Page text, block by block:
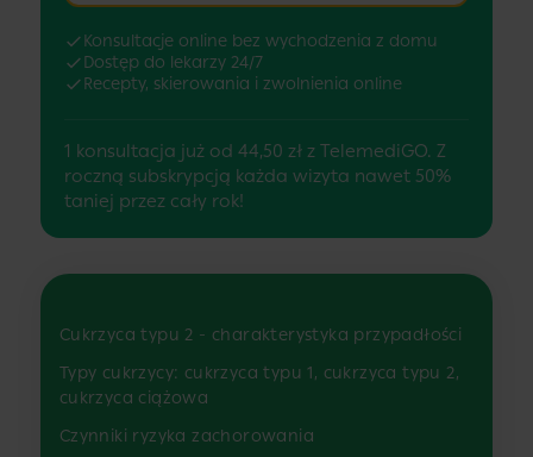
Konsultacje online bez wychodzenia z domu
Dostęp do lekarzy 24/7
Recepty, skierowania i zwolnienia online
1 konsultacja już od 44,50 zł z TelemediGO. Z
roczną subskrypcją każda wizyta nawet 50%
taniej przez cały rok!
Cukrzyca typu 2 - charakterystyka przypadłości
Typy cukrzycy: cukrzyca typu 1, cukrzyca typu 2,
cukrzyca ciążowa
Czynniki ryzyka zachorowania